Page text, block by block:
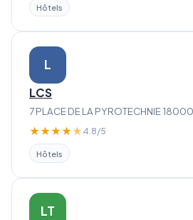
Hôtels
L
LCS
7 PLACE DE LA PYROTECHNIE
★★★★★ 4.8/5
Hôtels
LT